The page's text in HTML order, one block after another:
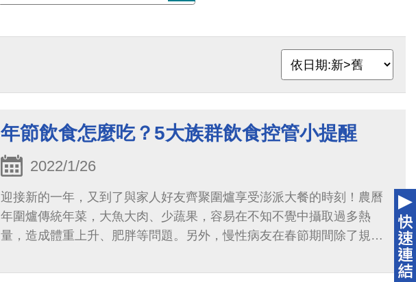
年節飲食怎麼吃？5大族群飲食控管小提醒
2022/1/26
迎接新的一年，又到了與家人好友齊聚圍爐享受澎派大餐的時刻！農曆
年圍爐傳統年菜，大魚大肉、少蔬果，容易在不知不覺中攝取過多熱
量，造成體重上升、肥胖等問題。另外，慢性病友在春節期間除了規律
醒...